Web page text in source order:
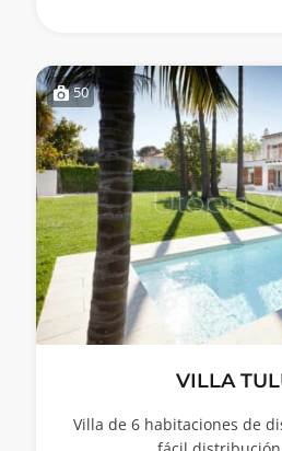
50
VILLA
Villa de 6 habitaciones de